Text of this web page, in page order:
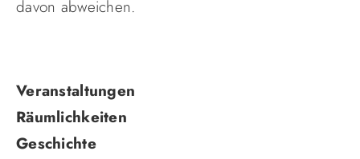
davon abweichen.
Navigation
überspringen
Veranstaltungen
Räumlichkeiten
Geschichte